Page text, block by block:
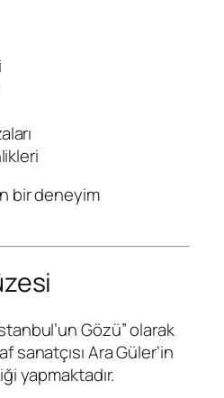
bir deneyim
Gözü” olarak
sanatçısıAra Güler‘in
yapmaktadır.